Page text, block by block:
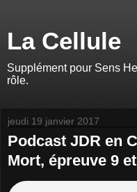
La Cellule
Supplément pour Sens
rôle.
jeudi 19 janvier 2017
Podcast JDR en
Mort, épreuve 9